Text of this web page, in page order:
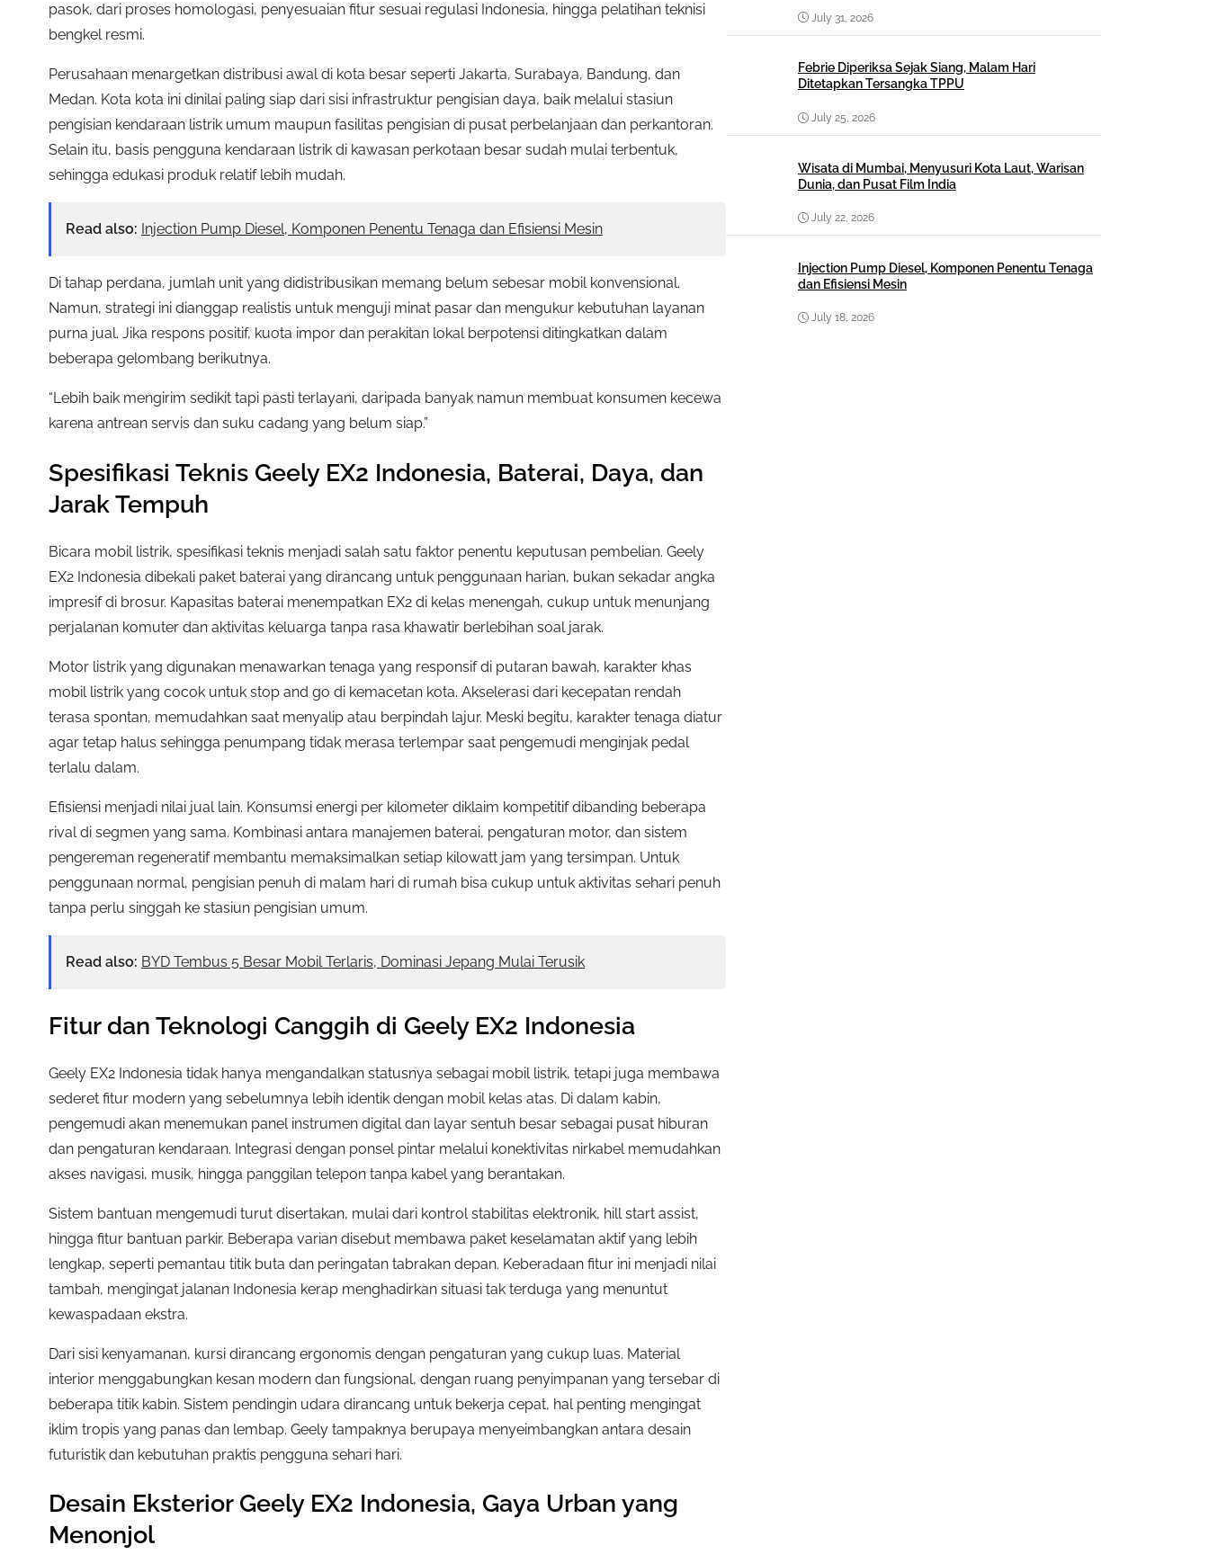
pasok, dari proses homologasi, penyesuaian fitur sesuai regulasi Indonesia, hingga pelatihan teknisi
bengkel resmi.
Perusahaan menargetkan distribusi awal di kota besar seperti Jakarta, Surabaya, Bandung, dan
Medan. Kota kota ini dinilai paling siap dari sisi infrastruktur pengisian daya, baik melalui stasiun
pengisian kendaraan listrik umum maupun fasilitas pengisian di pusat perbelanjaan dan perkantoran.
Selain itu, basis pengguna kendaraan listrik di kawasan perkotaan besar sudah mulai terbentuk,
sehingga edukasi produk relatif lebih mudah.
Read also: Injection Pump Diesel, Komponen Penentu Tenaga dan Efisiensi Mesin
Di tahap perdana, jumlah unit yang didistribusikan memang belum sebesar mobil konvensional.
Namun, strategi ini dianggap realistis untuk menguji minat pasar dan mengukur kebutuhan layanan
purna jual. Jika respons positif, kuota impor dan perakitan lokal berpotensi ditingkatkan dalam
beberapa gelombang berikutnya.
“Lebih baik mengirim sedikit tapi pasti terlayani, daripada banyak namun membuat konsumen kecewa
karena antrean servis dan suku cadang yang belum siap.”
Spesifikasi Teknis Geely EX2 Indonesia, Baterai, Daya, dan
Jarak Tempuh
Bicara mobil listrik, spesifikasi teknis menjadi salah satu faktor penentu keputusan pembelian. Geely
EX2 Indonesia dibekali paket baterai yang dirancang untuk penggunaan harian, bukan sekadar angka
impresif di brosur. Kapasitas baterai menempatkan EX2 di kelas menengah, cukup untuk menunjang
perjalanan komuter dan aktivitas keluarga tanpa rasa khawatir berlebihan soal jarak.
Motor listrik yang digunakan menawarkan tenaga yang responsif di putaran bawah, karakter khas
mobil listrik yang cocok untuk stop and go di kemacetan kota. Akselerasi dari kecepatan rendah
terasa spontan, memudahkan saat menyalip atau berpindah lajur. Meski begitu, karakter tenaga diatur
agar tetap halus sehingga penumpang tidak merasa terlempar saat pengemudi menginjak pedal
terlalu dalam.
Efisiensi menjadi nilai jual lain. Konsumsi energi per kilometer diklaim kompetitif dibanding beberapa
rival di segmen yang sama. Kombinasi antara manajemen baterai, pengaturan motor, dan sistem
pengereman regeneratif membantu memaksimalkan setiap kilowatt jam yang tersimpan. Untuk
penggunaan normal, pengisian penuh di malam hari di rumah bisa cukup untuk aktivitas sehari penuh
tanpa perlu singgah ke stasiun pengisian umum.
Read also: BYD Tembus 5 Besar Mobil Terlaris, Dominasi Jepang Mulai Terusik
Fitur dan Teknologi Canggih di Geely EX2 Indonesia
Geely EX2 Indonesia tidak hanya mengandalkan statusnya sebagai mobil listrik, tetapi juga membawa
sederet fitur modern yang sebelumnya lebih identik dengan mobil kelas atas. Di dalam kabin,
pengemudi akan menemukan panel instrumen digital dan layar sentuh besar sebagai pusat hiburan
dan pengaturan kendaraan. Integrasi dengan ponsel pintar melalui konektivitas nirkabel memudahkan
akses navigasi, musik, hingga panggilan telepon tanpa kabel yang berantakan.
Sistem bantuan mengemudi turut disertakan, mulai dari kontrol stabilitas elektronik, hill start assist,
hingga fitur bantuan parkir. Beberapa varian disebut membawa paket keselamatan aktif yang lebih
lengkap, seperti pemantau titik buta dan peringatan tabrakan depan. Keberadaan fitur ini menjadi nilai
tambah, mengingat jalanan Indonesia kerap menghadirkan situasi tak terduga yang menuntut
kewaspadaan ekstra.
Dari sisi kenyamanan, kursi dirancang ergonomis dengan pengaturan yang cukup luas. Material
interior menggabungkan kesan modern dan fungsional, dengan ruang penyimpanan yang tersebar di
beberapa titik kabin. Sistem pendingin udara dirancang untuk bekerja cepat, hal penting mengingat
iklim tropis yang panas dan lembap. Geely tampaknya berupaya menyeimbangkan antara desain
futuristik dan kebutuhan praktis pengguna sehari hari.
Desain Eksterior Geely EX2 Indonesia, Gaya Urban yang
Menonjol
July 31, 2026
Febrie Diperiksa Sejak Siang, Malam Hari
Ditetapkan Tersangka TPPU
July 25, 2026
Wisata di Mumbai, Menyusuri Kota Laut, Warisan
Dunia, dan Pusat Film India
July 22, 2026
Injection Pump Diesel, Komponen Penentu Tenaga
dan Efisiensi Mesin
July 18, 2026